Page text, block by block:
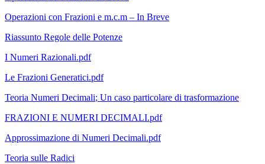
Operazioni con Frazioni e m.c.m – In Breve
Riassunto Regole delle Potenze
I Numeri Razionali.pdf
Le Frazioni Generatici.pdf
Teoria Numeri Decimali; Un caso particolare di trasformazione
FRAZIONI E NUMERI DECIMALI.pdf
Approssimazione di Numeri Decimali.pdf
Teoria sulle Radici